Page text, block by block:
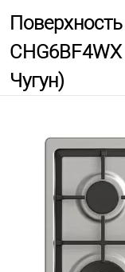
Чугун)